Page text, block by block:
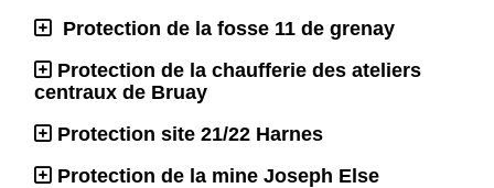
Protection de la fosse 11 de grenay
Protection de la chaufferie des ateliers
centraux de Bruay
Protection site 21/22 Harnes
Protection de la mine Joseph Else